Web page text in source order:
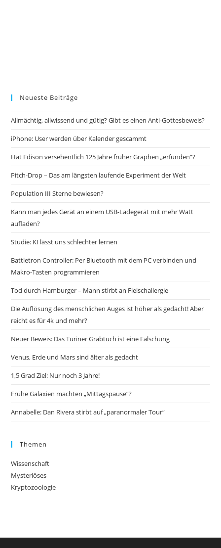
Neueste Beiträge
Allmächtig, allwissend und gütig? Gibt es einen Anti-Gottesbeweis?
iPhone: User werden über Kalender gescammt
Hat Edison versehentlich 125 Jahre früher Graphen „erfunden“?
Pitch-Drop – Das am längsten laufende Experiment der Welt
Population III Sterne bewiesen?
Kann man jedes Gerät an einem USB-Ladegerät mit mehr Watt
aufladen?
Studie: KI lässt uns schlechter lernen
Battletron Controller: Per Bluetooth mit dem PC verbinden und
Makro-Tasten programmieren
Tod durch Hamburger – Mann stirbt an Fleischallergie
Die Auflösung des menschlichen Auges ist höher als gedacht! Aber
reicht es für 4k und mehr?
Neuer Beweis: Das Turiner Grabtuch ist eine Fälschung
Venus, Erde und Mars sind älter als gedacht
1,5 Grad Ziel: Nur noch 3 Jahre!
Frühe Galaxien machten „Mittagspause“?
Annabelle: Dan Rivera stirbt auf „paranormaler Tour“
Themen
Wissenschaft
Mysteriöses
Kryptozoologie